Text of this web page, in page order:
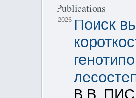
Publications
2026 Поиск
В.В.